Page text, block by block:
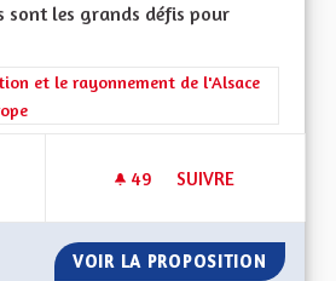
sont les grands défis pour
la catégorie : La Culture, l'Education et
et le rayonnement de l'Alsace
49 49 ABONNÉS
SUIVRE
VOIR LA PROPOSITION